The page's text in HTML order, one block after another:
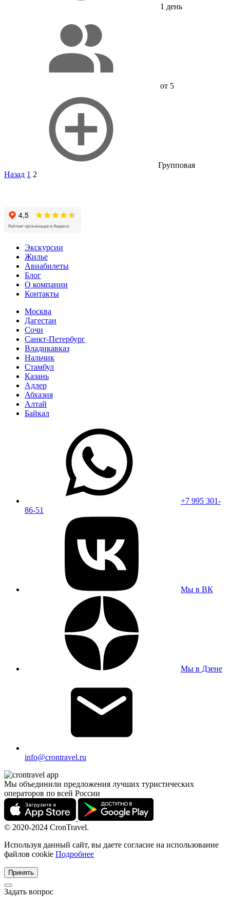
1 день
от 5
Групповая
Пагинация
Назад 1 2
Экскурсии
Жилье
Авиабилеты
Блог
О компании
Контакты
Москва
Дагестан
Сочи
Санкт-Петербург
Владикавказ
Нальчик
Стамбул
Казань
Адлер
Абхазия
Алтай
Байкал
+7 995 301-
86-51
Мы в ВК
Мы в Дзене
info@crontravel.ru
Мы объединили предложения лучших туристических
операторов по всей России
© 2020-2024 CronTravel.
Используя данный сайт, вы даете согласие на использование
файлов cookie Подробнее
Принять
Задать вопрос